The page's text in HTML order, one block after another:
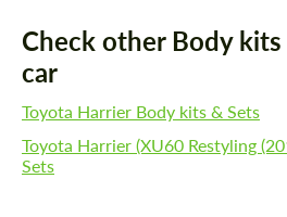
Check other Body
car
Toyota Harrier Body kits & Sets
Toyota Harrier (XU60 Restyling
Sets